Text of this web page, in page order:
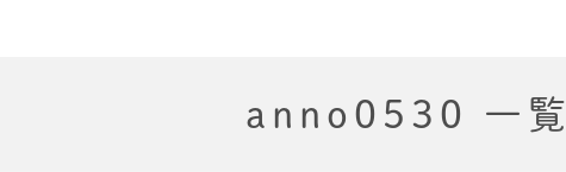
anno0530 一覧